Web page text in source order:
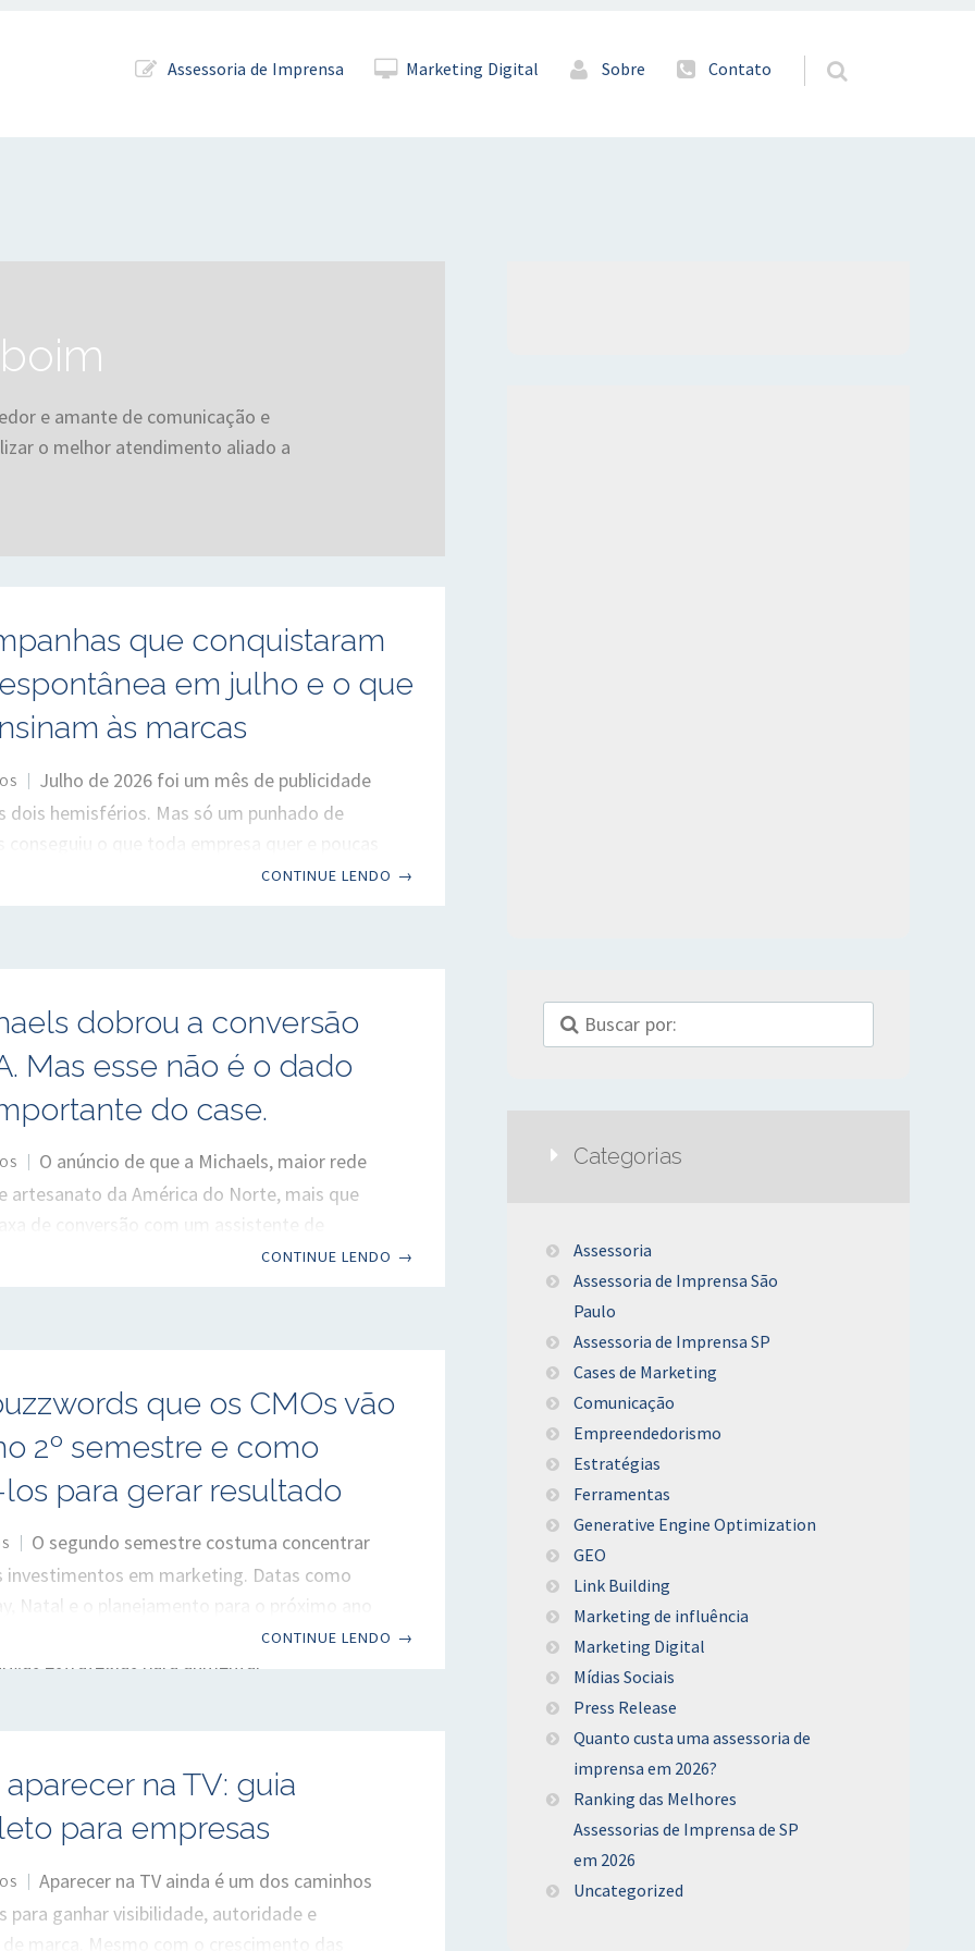
Pular para o conteúdo
Assessoria de Imprensa Marketing Digital Sobre Contato
e amante de comunicação e
o melhor atendimento aliado a
que conquistaram
em julho e o que
às marcas
Julho de 2026 foi um mês de publicidade
dois hemisférios. Mas só um punhado de
conseguiu o que toda empresa quer e poucas
pauta espontânea na imprensa.
segundo título espanhol, último jogo
CONTINUE LENDO →
dobrou a conversão
Mas esse não é o dado
do case.
O anúncio de que a Michaels, maior rede
artesanato da América do Norte, mais que
de conversão com um assistente de
em inteligência artificial ganhou
o uso de IA na experiência de compra. No
de conversão talvez seja
CONTINUE LENDO →
que os CMOs vão
2º semestre e como
para gerar resultado
O segundo semestre costuma concentrar
investimentos em marketing. Datas como
Natal e o planejamento para o próximo ano
que empresas acelerem campanhas e
estratégias para aumentar
artificial está mudando a forma como
pesquisam informações, descobrem marcas e
de compra. Essa mudança acontece em
CONTINUE LENDO →
na TV: guia
para empresas
Aparecer na TV ainda é um dos caminhos
para ganhar visibilidade, autoridade e
marca. Mesmo com o crescimento das
Categorias
Assessoria
Assessoria de Imprensa São
Paulo
Assessoria de Imprensa SP
Cases de Marketing
Comunicação
Empreendedorismo
Estratégias
Ferramentas
Generative Engine Optimization
GEO
Link Building
Marketing de influência
Marketing Digital
Mídias Sociais
Press Release
Quanto custa uma assessoria de
imprensa em 2026?
Ranking das Melhores
Assessorias de Imprensa de SP
em 2026
Uncategorized